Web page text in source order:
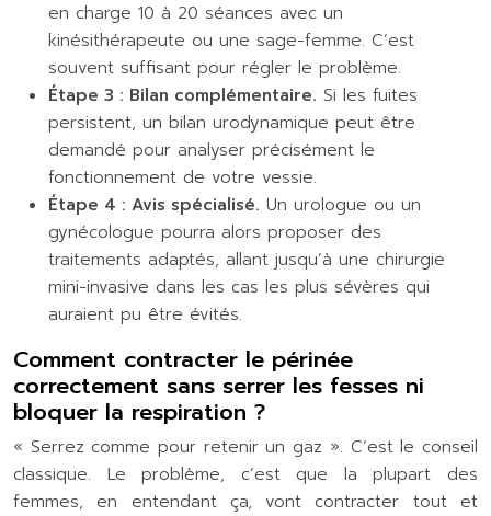
en charge 10 à 20 séances avec un
kinésithérapeute ou une sage-femme. C’est
souvent suffisant pour régler le problème.
Étape 3 : Bilan complémentaire. Si les fuites
persistent, un bilan urodynamique peut être
demandé pour analyser précisément le
fonctionnement de votre vessie.
Étape 4 : Avis spécialisé. Un urologue ou un
gynécologue pourra alors proposer des
traitements adaptés, allant jusqu’à une chirurgie
mini-invasive dans les cas les plus sévères qui
auraient pu être évités.
Comment contracter le périnée
correctement sans serrer les fesses ni
bloquer la respiration ?
« Serrez comme pour retenir un gaz ». C’est le conseil
classique. Le problème, c’est que la plupart des
femmes, en entendant ça, vont contracter tout et